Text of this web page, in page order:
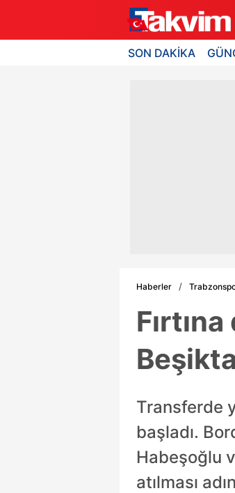
SON DAKİKA
Haberler
Transferde
başladı.
Habeşoğlu
atılması